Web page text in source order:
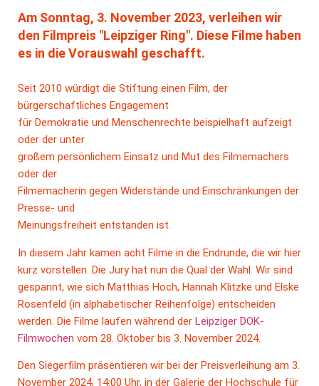
Am Sonntag, 3. November 2023, verleihen wir
den Filmpreis "Leipziger Ring". Diese Filme haben
es in die Vorauswahl geschafft.
Seit 2010 würdigt die Stiftung einen Film, der
bürgerschaftliches Engagement
für Demokratie und Menschenrechte beispielhaft aufzeigt
oder der unter
großem persönlichem Einsatz und Mut des Filmemachers
oder der
Filmemacherin gegen Widerstände und Einschränkungen der
Presse- und
Meinungsfreiheit entstanden ist.
In diesem Jahr kamen acht Filme in die Endrunde, die wir hier
kurz vorstellen. Die Jury hat nun die Qual der Wahl. Wir sind
gespannt, wie sich Matthias Hoch, Hannah Klitzke und Elske
Rosenfeld (in alphabetischer Reihenfolge) entscheiden
werden. Die Filme laufen während der Leipziger DOK-
Filmwochen vom 28. Oktober bis 3. November 2024.
Den Siegerfilm präsentieren wir bei der Preisverleihung am 3.
November 2024, 14:00 Uhr, in der Galerie der Hochschule für